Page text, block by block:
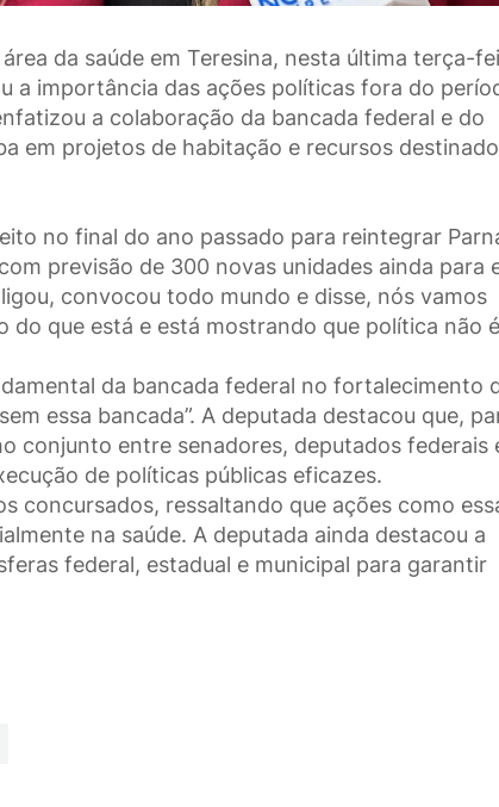
da saúde em Teresina, nesta última terça-
a importância das ações políticas fora do
a colaboração da bancada federal e do
em projetos de habitação e recursos
no final do ano passado para reintegrar
previsão de 300 novas unidades ainda para
convocou todo mundo e disse, nós vamos
que está e está mostrando que política não
da bancada federal no fortalecimento
essa bancada”. A deputada destacou que,
conjunto entre senadores, deputados federais
de políticas públicas eficazes.
concursados, ressaltando que ações como
na saúde. A deputada ainda destacou a
federal, estadual e municipal para garantir